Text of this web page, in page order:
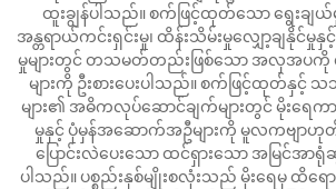
ထူးချွန်ပါသည်။ စက်ဖြင့်ထုတ်သော ရွေးချယ်
အန္တရာယ်ကင်းရှင်းမှု၊ ထိန်းသိမ်းမှုလျှော့ချနိုင်မှု
မှုများတွင် တသမတ်တည်းဖြစ်သော အလှအပကို
များကို ဦးစားပေးပါသည်။ စက်ဖြင့်ထုတ်နှင့် သ
များ၏ အဓိကလုပ်ဆောင်ချက်များတွင် မိုးရ
မှုနှင့် ပုံမှန်အဆောက်အဦများကို မူလကဗျာဟုတ်
ပြောင်းလဲပေးသော ထင်ရှားသော အမြင်အာရုံဆွဲ
ပါသည်။ ပစ္စည်းနှစ်မျိုးစလုံးသည် မိုးရေမှ ထိရေ